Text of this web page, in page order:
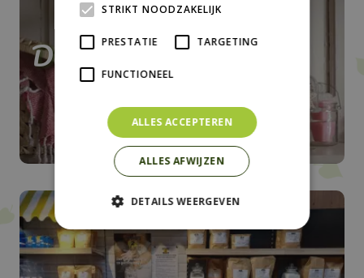
Decoratie
STRIKT NOODZAKELIJK
PRESTATIE TARGETING
FUNCTIONEEL
ALLES ACCEPTEREN
ALLES AFWIJZEN
DETAILS WEERGEVEN